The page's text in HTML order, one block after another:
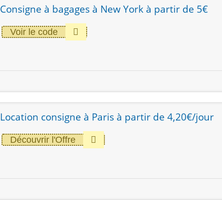
Consigne à bagages à New York à partir de 5€
Voir le code
Location consigne à Paris à partir de 4,20€/jour
Découvrir l'Offre